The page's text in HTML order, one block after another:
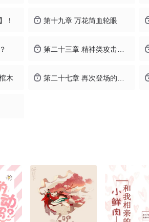
！ 第十九章 万花筒血轮眼
第二十三章 精神类攻击？遭遇怨鬼！
木 第二十七章 再次登场的苏婉玲